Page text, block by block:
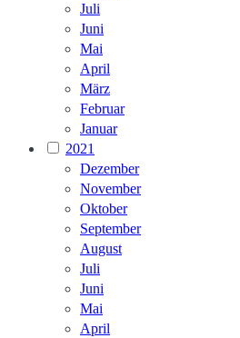
Juli
Juni
Mai
April
März
Februar
Januar
2021
Dezember
November
Oktober
September
August
Juli
Juni
Mai
April